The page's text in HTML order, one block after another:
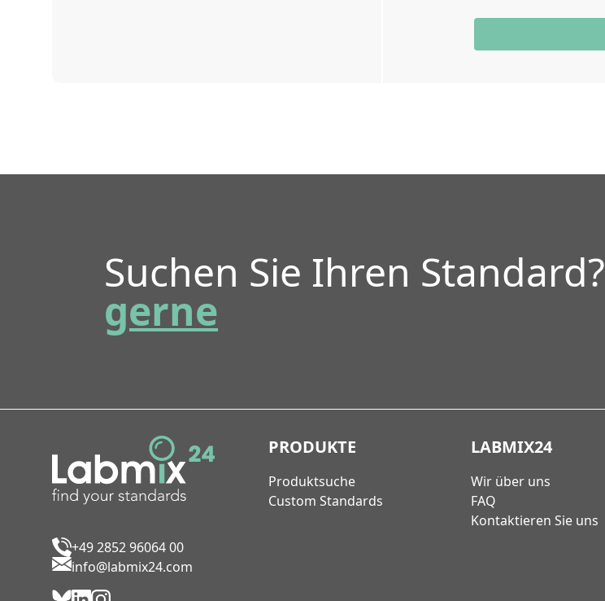
Suchen Sie Ihren Standard?
gerne
+49 2852 96064 00
info@labmix24.com
PRODUKTE
Produktsuche
Custom Standards
LABMIX24
Wir über uns
FAQ
Kontaktieren Sie uns